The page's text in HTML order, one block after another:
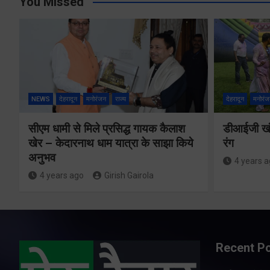
NEWS देहरादून मनोरंजन राज्य
सीएम धामी से मिले प्रसिद्ध गायक कैलाश
खेर – केदारनाथ धाम यात्रा के साझा किये
अनुभव
4 years ago Girish Gairola
देहरादून
डीआईजी
रंग
4 years
Recent